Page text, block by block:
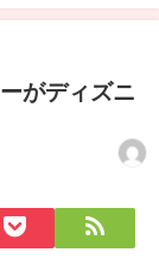
がディズニ